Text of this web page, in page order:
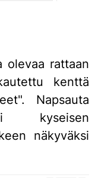
olevaa rattaan
kenttä
Napsauta
kyseisen
näkyväksi